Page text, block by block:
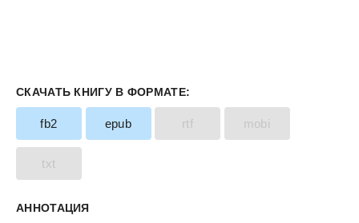
СКАЧАТЬ КНИГУ В ФОРМАТЕ:
fb2 epub rtf mobi
txt
АННОТАЦИЯ